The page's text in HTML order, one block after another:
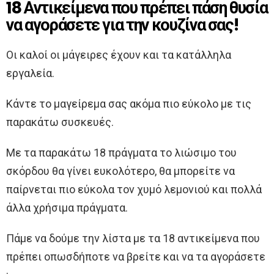
18 Αντικείμενα που πρέπει πάση θυσία
να αγοράσετε για την κουζίνα σας!
Οι καλοί οι μάγειρες έχουν και τα κατάλληλα
εργαλεία.
Κάντε το μαγείρεμα σας ακόμα πιο εύκολο με τις
παρακάτω συσκευές.
Με τα παρακάτω 18 πράγματα το λιώσιμο του
σκόρδου θα γίνει ευκολότερο, θα μπορείτε να
παίρνεται πιο εύκολα τον χυμό λεμονιού και πολλά
άλλα χρήσιμα πράγματα.
Πάμε να δούμε την λίστα με τα 18 αντικείμενα που
πρέπει οπωσδήποτε να βρείτε και να τα αγοράσετε